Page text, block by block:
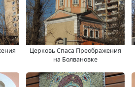
Церковь Спаса Преображения
на Болвановке